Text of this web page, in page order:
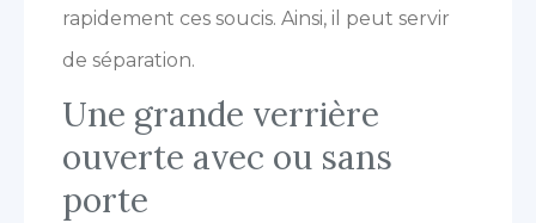
rapidement ces soucis. Ainsi, il peut servir
de séparation.
Une grande verrière
ouverte avec ou sans
porte